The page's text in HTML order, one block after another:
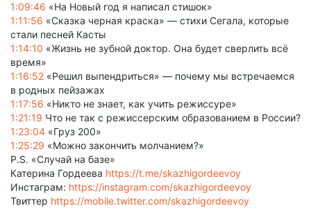
1:09:46 «На Новый год я написал стишок»
1:11:56 «Сказка черная краска» — стихи Сегала, которые
стали песней Касты
1:14:10 «Жизнь не зубной доктор. Она будет сверлить всё
время»
1:16:52 «Решил выпендриться» — почему мы встречаемся
в родных пейзажах
1:17:56 «Никто не знает, как учить режиссуре»
1:21:19 Что не так с режиссерским образованием в России?
1:23:04 «Груз 200»
1:25:29 «Можно закончить молчанием?»
P.S. «Случай на базе»
Катерина Гордеева https://t.me/skazhigordeevoy
Инстаграм: https://instagram.com/skazhigordeevoy
Твиттер https://mobile.twitter.com/skazhigordeevoy